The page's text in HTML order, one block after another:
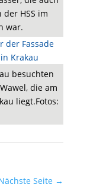
HSS im
war.
besuchten
die am
liegt.Fotos:
Seite →